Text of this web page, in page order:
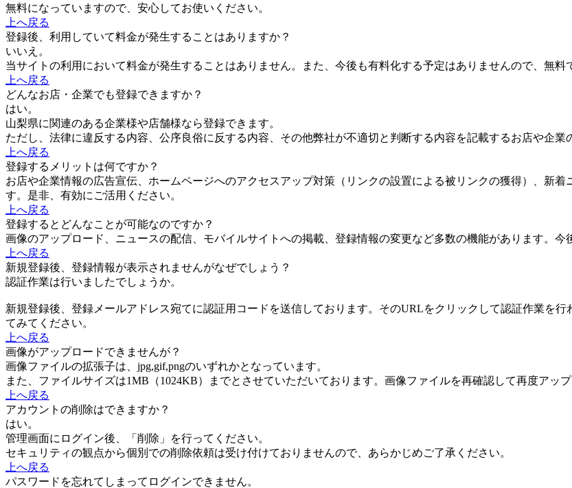
無料になっていますので、安心してお使いください。
上へ戻る
登録後、利用していて料金が発生することはありますか？
いいえ。
当サイトの利用において料金が発生することはありません。また、今後も有料化する予定はありませんので、無料
上へ戻る
どんなお店・企業でも登録できますか？
はい。
山梨県に関連のある企業様や店舗様なら登録できます。
ただし、法律に違反する内容、公序良俗に反する内容、その他弊社が不適切と判断する内容を記載するお店や企業
上へ戻る
登録するメリットは何ですか？
お店や企業情報の広告宣伝、ホームページへのアクセスアップ対策（リンクの設置による被リンクの獲得）、新
す。是非、有効にご活用ください。
上へ戻る
登録するとどんなことが可能なのですか？
画像のアップロード、ニュースの配信、モバイルサイトへの掲載、登録情報の変更など多数の機能があります。今
上へ戻る
新規登録後、登録情報が表示されませんがなぜでしょう？
認証作業は行いましたでしょうか。
新規登録後、登録メールアドレス宛てに認証用コードを送信しております。そのURLをクリックして認証作業を
てみてください。
上へ戻る
画像がアップロードできませんが？
画像ファイルの拡張子は、jpg,gif,pngのいずれかとなっています。
また、ファイルサイズは1MB（1024KB）までとさせていただいております。画像ファイルを再確認して再度アッ
上へ戻る
アカウントの削除はできますか？
はい。
管理画面にログイン後、「削除」を行ってください。
セキュリティの観点から個別での削除依頼は受け付けておりませんので、あらかじめご了承ください。
上へ戻る
パスワードを忘れてしまってログインできません。